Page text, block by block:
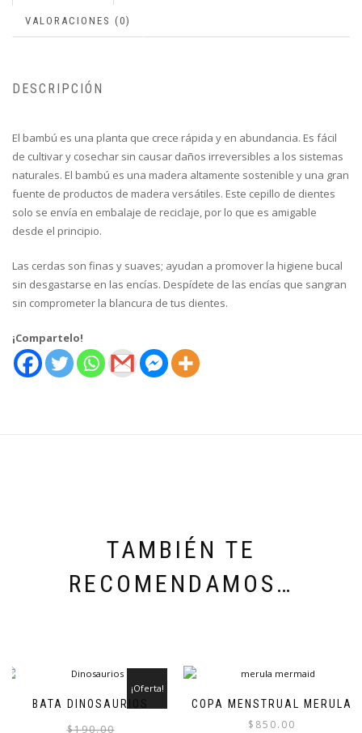
VALORACIONES (0)
DESCRIPCIÓN
El bambú es una planta que crece rápida y en abundancia. Es fácil
de cultivar y cosechar sin causar daños irreversibles a los sistemas
naturales. El bambú es una madera altamente sostenible y una gran
fuente de productos de madera versátiles. Este cepillo de dientes
solo se envía en embalaje de reciclaje, por lo que es amigable
desde el principio.
Las cerdas son finas y suaves; ayudan a promover la higiene bucal
sin desgastarse en las encías. Despídete de las encías que sangran
sin comprometer la blancura de tus dientes.
¡Compartelo!
TAMBIÉN TE
RECOMENDAMOS…
BATA DINOSAURIOS
¡Oferta!
$190.00
COPA MENSTRUAL MERULA
$ 850.00